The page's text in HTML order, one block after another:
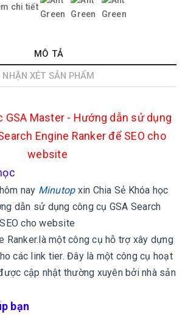
chi tiết
MÔ TẢ
NHẬN XÉT SẢN PHẨM
GSA Master - Hướng dẫn sử dụng
Engine Ranker để SEO cho
website
học
nay Minutop xin Chia Sẻ Khóa học
dẫn sử dụng công cụ GSA Search
cho website
Ranker.là một công cụ hỗ trợ xây dựng
các link tier. Đây là một công cụ hoạt
cập nhật thường xuyên bởi nhà sản
bạn